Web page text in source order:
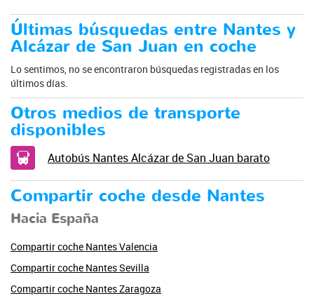
Últimas búsquedas entre Nantes y
Alcázar de San Juan en coche
Lo sentimos, no se encontraron búsquedas registradas en los
últimos días.
Otros medios de transporte
disponibles
Autobús Nantes Alcázar de San Juan barato
Compartir coche desde Nantes
Hacia España
Compartir coche Nantes Valencia
Compartir coche Nantes Sevilla
Compartir coche Nantes Zaragoza